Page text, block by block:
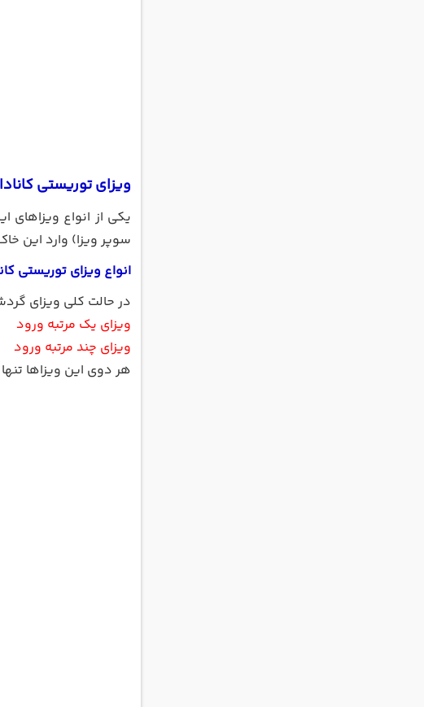
ویزای توریستی
یکی از انواع
سوپر ویزا) وارد این
انواع ویزای توریستی
در حالت کلی ویزای
ویزای یک مرتبه ورود
ویزای چند مرتبه ورود
هر دوی این ویزاها